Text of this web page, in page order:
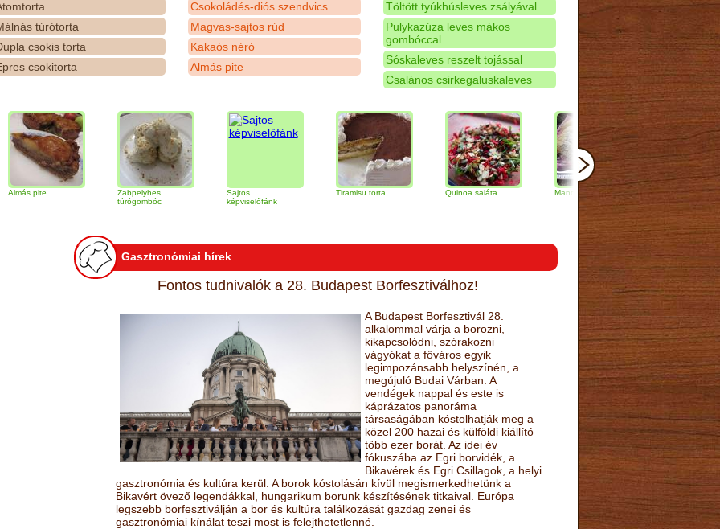
túrótorta
csokis torta
csokitorta
Csokoládés-diós szendvics
Magvas-sajtos rúd
Kakaós néró
Almás pite
Töltött tyúkhúsleves zsályával
Pulykazúza leves mákos
gombóccal
Sóskaleves reszelt tojással
Csalános csirkegaluskaleves
pite
Zabpelyhes
túrógombóc
képviselőfánk
Tiramisu torta Quinoa saláta Mandulás kifli
Csokoládés-
narancs torta
Gasztronómiai hírek
Fontos tudnivalók a 28. Budapest Borfesztiválhoz!
A Budapest Borfesztivál 28.
alkalommal várja a borozni,
kikapcsolódni, szórakozni
vágyókat a főváros egyik
legimpozánsabb helyszínén, a
megújuló Budai Várban. A
vendégek nappal és este is
káprázatos panoráma
társaságában kóstolhatják meg a
közel 200 hazai és külföldi kiállító
több ezer borát. Az idei év
fókuszába az Egri borvidék, a
Bikavérek és Egri Csillagok, a helyi
gasztronómia és kultúra kerül. A borok kóstolásán kívül megismerkedhetünk a
Bikavért övező legendákkal, hungarikum borunk készítésének titkaival. Európa
legszebb borfesztiválján a bor és kultúra találkozását gazdag zenei és
gasztronómiai kínálat teszi most is felejthetetlenné.